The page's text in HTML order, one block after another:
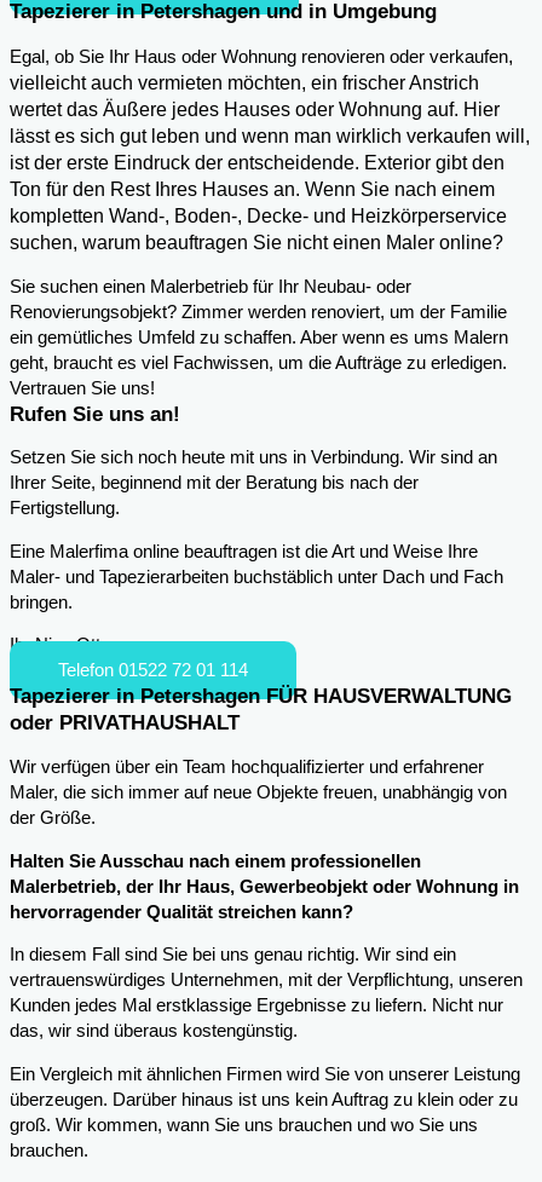
Tapezierer in Petershagen und in Umgebung
Egal, ob Sie Ihr Haus oder Wohnung renovieren oder verkaufen,
vielleicht auch vermieten möchten, ein frischer Anstrich
wertet das Äußere jedes Hauses oder Wohnung auf. Hier
lässt es sich gut leben und wenn man wirklich verkaufen will,
ist der erste Eindruck der entscheidende. Exterior gibt den
Ton für den Rest Ihres Hauses an. Wenn Sie nach einem
kompletten Wand-, Boden-, Decke- und Heizkörperservice
suchen, warum beauftragen Sie nicht einen Maler online?
Sie suchen einen Malerbetrieb für Ihr Neubau- oder
Renovierungsobjekt? Zimmer werden renoviert, um der Familie
ein gemütliches Umfeld zu schaffen. Aber wenn es ums Malern
geht, braucht es viel Fachwissen, um die Aufträge zu erledigen.
Vertrauen Sie uns!
Rufen Sie uns an!
Setzen Sie sich noch heute mit uns in Verbindung. Wir sind an
Ihrer Seite, beginnend mit der Beratung bis nach der
Fertigstellung.
Eine Malerfima online beauftragen ist die Art und Weise Ihre
Maler- und Tapezierarbeiten buchstäblich unter Dach und Fach
bringen.
Ihr Nico Otto
Telefon 01522 72 01 114
Tapezierer in Petershagen FÜR HAUSVERWALTUNG
oder PRIVATHAUSHALT
Wir verfügen über ein Team hochqualifizierter und erfahrener
Maler, die sich immer auf neue Objekte freuen, unabhängig von
der Größe.
Halten Sie Ausschau nach einem professionellen
Malerbetrieb, der Ihr Haus, Gewerbeobjekt oder Wohnung in
hervorragender Qualität streichen kann?
In diesem Fall sind Sie bei uns genau richtig. Wir sind ein
vertrauenswürdiges Unternehmen, mit der Verpflichtung, unseren
Kunden jedes Mal erstklassige Ergebnisse zu liefern. Nicht nur
das, wir sind überaus kostengünstig.
Ein Vergleich mit ähnlichen Firmen wird Sie von unserer Leistung
überzeugen. Darüber hinaus ist uns kein Auftrag zu klein oder zu
groß. Wir kommen, wann Sie uns brauchen und wo Sie uns
brauchen.